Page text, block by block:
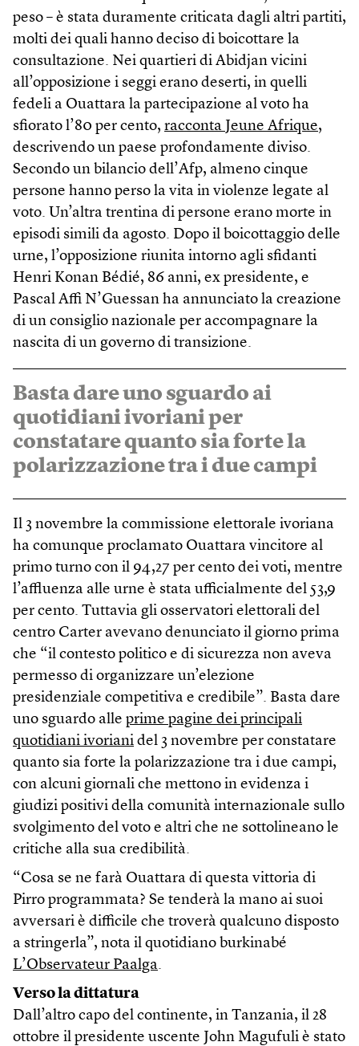
peso – è stata duramente criticata dagli altri partiti,
molti dei quali hanno deciso di boicottare la
consultazione. Nei quartieri di Abidjan vicini
all’opposizione i seggi erano deserti, in quelli
fedeli a Ouattara la partecipazione al voto ha
sfiorato l’80 per cento, racconta Jeune Afrique,
descrivendo un paese profondamente diviso.
Secondo un bilancio dell’Afp, almeno cinque
persone hanno perso la vita in violenze legate al
voto. Un’altra trentina di persone erano morte in
episodi simili da agosto. Dopo il boicottaggio delle
urne, l’opposizione riunita intorno agli sfidanti
Henri Konan Bédié, 86 anni, ex presidente, e
Pascal Affi N’Guessan ha annunciato la creazione
di un consiglio nazionale per accompagnare la
nascita di un governo di transizione.
Basta dare uno sguardo ai
quotidiani ivoriani per
constatare quanto sia forte la
polarizzazione tra i due campi
Il 3 novembre la commissione elettorale ivoriana
ha comunque proclamato Ouattara vincitore al
primo turno con il 94,27 per cento dei voti, mentre
l’affluenza alle urne è stata ufficialmente del 53,9
per cento. Tuttavia gli osservatori elettorali del
centro Carter avevano denunciato il giorno prima
che “il contesto politico e di sicurezza non aveva
permesso di organizzare un’elezione
presidenziale competitiva e credibile”. Basta dare
uno sguardo alle prime pagine dei principali
quotidiani ivoriani del 3 novembre per constatare
quanto sia forte la polarizzazione tra i due campi,
con alcuni giornali che mettono in evidenza i
giudizi positivi della comunità internazionale sullo
svolgimento del voto e altri che ne sottolineano le
critiche alla sua credibilità.
“Cosa se ne farà Ouattara di questa vittoria di
Pirro programmata? Se tenderà la mano ai suoi
avversari è difficile che troverà qualcuno disposto
a stringerla”, nota il quotidiano burkinabé
L’Observateur Paalga.
Verso la dittatura
Dall’altro capo del continente, in Tanzania, il 28
ottobre il presidente uscente John Magufuli è stato